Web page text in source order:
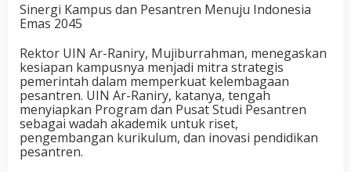
Sinergi Kampus dan Pesantren Menuju Indonesia
Emas 2045
Rektor UIN Ar-Raniry, Mujiburrahman, menegaskan
kesiapan kampusnya menjadi mitra strategis
pemerintah dalam memperkuat kelembagaan
pesantren. UIN Ar-Raniry, katanya, tengah
menyiapkan Program dan Pusat Studi Pesantren
sebagai wadah akademik untuk riset,
pengembangan kurikulum, dan inovasi pendidikan
pesantren.